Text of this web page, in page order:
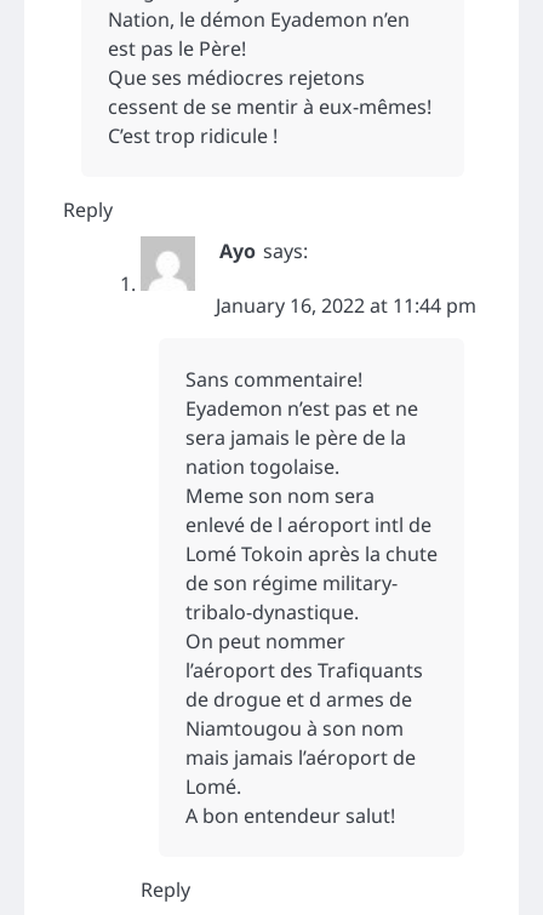
Nation, le démon Eyademon n’en
est pas le Père!
Que ses médiocres rejetons
cessent de se mentir à eux-mêmes!
C’est trop ridicule !
Reply
Ayo says:
January 16, 2022 at 11:44 pm
Sans commentaire!
Eyademon n’est pas et ne
sera jamais le père de la
nation togolaise.
Meme son nom sera
enlevé de l aéroport intl de
Lomé Tokoin après la chute
de son régime military-
tribalo-dynastique.
On peut nommer
l’aéroport des Trafiquants
de drogue et d armes de
Niamtougou à son nom
mais jamais l’aéroport de
Lomé.
A bon entendeur salut!
Reply